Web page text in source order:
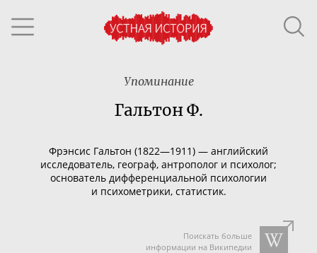
Упоминание
Гальтон Ф.
Фрэнсис Гальтон (1822—1911) — английский
исследователь, географ, антрополог и психолог;
основатель дифференциальной психологии
и психометрики, статистик.
Поискать больше
информации на Википедии